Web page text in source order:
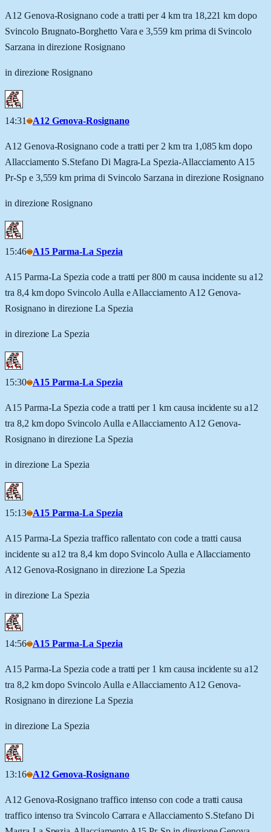
A12 Genova-Rosignano code a tratti per 4 km tra 18,221 km dopo
Svincolo Brugnato-Borghetto Vara e 3,559 km prima di Svincolo
Sarzana in direzione Rosignano
in direzione Rosignano
14:31 A12 Genova-Rosignano
A12 Genova-Rosignano code a tratti per 2 km tra 1,085 km dopo
Allacciamento S.Stefano Di Magra-La Spezia-Allacciamento A15
Pr-Sp e 3,559 km prima di Svincolo Sarzana in direzione Rosignano
in direzione Rosignano
15:46 A15 Parma-La Spezia
A15 Parma-La Spezia code a tratti per 800 m causa incidente su a12
tra 8,4 km dopo Svincolo Aulla e Allacciamento A12 Genova-
Rosignano in direzione La Spezia
in direzione La Spezia
15:30 A15 Parma-La Spezia
A15 Parma-La Spezia code a tratti per 1 km causa incidente su a12
tra 8,2 km dopo Svincolo Aulla e Allacciamento A12 Genova-
Rosignano in direzione La Spezia
in direzione La Spezia
15:13 A15 Parma-La Spezia
A15 Parma-La Spezia traffico rallentato con code a tratti causa
incidente su a12 tra 8,4 km dopo Svincolo Aulla e Allacciamento
A12 Genova-Rosignano in direzione La Spezia
in direzione La Spezia
14:56 A15 Parma-La Spezia
A15 Parma-La Spezia code a tratti per 1 km causa incidente su a12
tra 8,2 km dopo Svincolo Aulla e Allacciamento A12 Genova-
Rosignano in direzione La Spezia
in direzione La Spezia
13:16 A12 Genova-Rosignano
A12 Genova-Rosignano traffico intenso con code a tratti causa
traffico intenso tra Svincolo Carrara e Allacciamento S.Stefano Di